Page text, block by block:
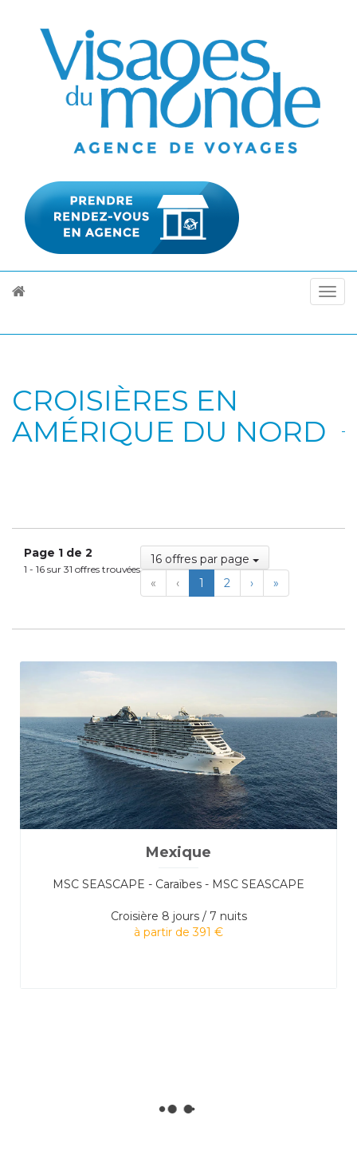
CROISIÈRES EN
AMÉRIQUE DU NORD
Page 1 de 2
1 - 16 sur 31 offres trouvées
16 offres par page
« First‹Previous
1 2 ›Next
»
Mexique
MSC SEASCAPE - Caraïbes - MSC SEASCAPE
Croisière 8 jours / 7 nuits
à partir de 391 €